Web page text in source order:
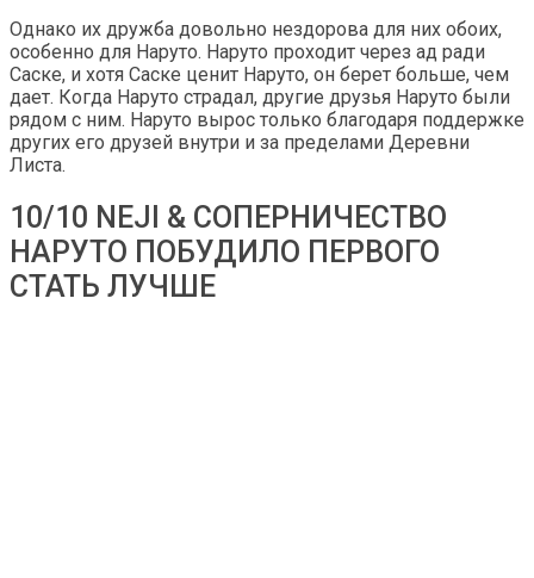
Однако их дружба довольно нездорова для них обоих,
особенно для Наруто. Наруто проходит через ад ради
Саске, и хотя Саске ценит Наруто, он берет больше, чем
дает. Когда Наруто страдал, другие друзья Наруто были
рядом с ним. Наруто вырос только благодаря поддержке
других его друзей внутри и за пределами Деревни
Листа.
10/10 NEJI & СОПЕРНИЧЕСТВО
НАРУТО ПОБУДИЛО ПЕРВОГО
СТАТЬ ЛУЧШЕ